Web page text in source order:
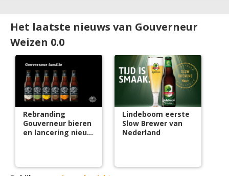
Het laatste nieuws van Gouverneur
Weizen 0.0
Rebranding
Gouverneur bieren
en lancering nieuw
Lindeboom eerste
Slow Brewer van
Nederland